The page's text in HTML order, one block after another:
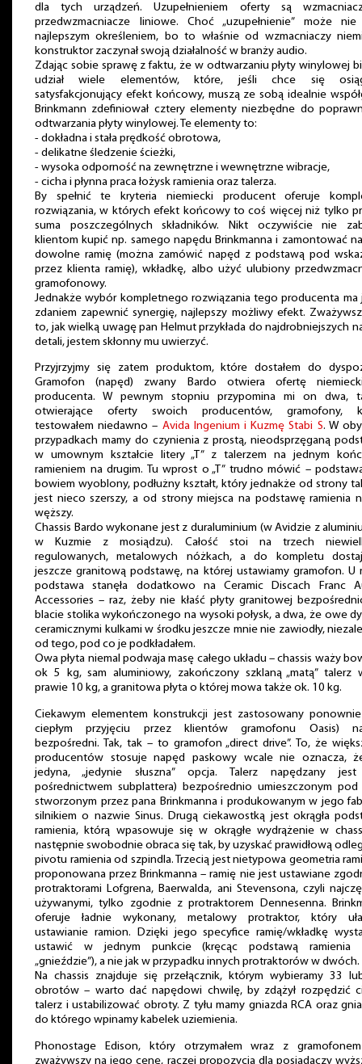
dla tych urządzeń. Uzupełnieniem oferty są
przedwzmacniacze liniowe. Choć „uzupełnienie” może
najlepszym określeniem, bo to właśnie od wzmacniaczy
konstruktor zaczynał swoją działalność w branży audio.
Zdając sobie sprawę z faktu, że w odtwarzaniu płyty winylowej
udział wiele elementów, które, jeśli chce się
satysfakcjonujący efekt końcowy, muszą ze sobą idealnie
Brinkmann zdefiniował cztery elementy niezbędne do
odtwarzania płyty winylowej. Te elementy to:
- dokładna i stała prędkość obrotowa,
- delikatne śledzenie ścieżki,
- wysoka odporność na zewnętrzne i wewnętrzne wibracje,
- cicha i płynna praca łożysk ramienia oraz talerza.
By spełnić te kryteria niemiecki producent oferuje
rozwiązania, w których efekt końcowy to coś więcej niż tylko
suma poszczególnych składników. Nikt oczywiście nie
klientom kupić np. samego napędu Brinkmanna i zamontować
dowolne ramię (można zamówić napęd z podstawą pod
przez klienta ramię), wkładkę, albo użyć ulubiony
gramofonowy.
Jednakże wybór kompletnego rozwiązania tego producenta ma
zdaniem zapewnić synergię, najlepszy możliwy efekt.
to, jak wielką uwagę pan Helmut przykłada do najdrobniejszych
detali, jestem skłonny mu uwierzyć.
Przyjrzyjmy się zatem produktom, które dostałem do
Gramofon (napęd) zwany Bardo otwiera ofertę
producenta. W pewnym stopniu przypomina mi on dwa,
otwierające oferty swoich producentów, gramofony,
testowałem niedawno – Avida Ingenium i Kuzmę Stabi S. W
przypadkach mamy do czynienia z prostą, nieodsprzęganą
w umownym kształcie litery „T” z talerzem na jednym
ramieniem na drugim. Tu wprost o „T” trudno mówić –
bowiem wyoblony, podłużny kształt, który jednakże od strony
jest nieco szerszy, a od strony miejsca na podstawę ramienia
węższy.
Chassis Bardo wykonane jest z duraluminium (w Avidzie z
w Kuzmie z mosiądzu). Całość stoi na trzech
regulowanych, metalowych nóżkach, a do kompletu
jeszcze granitową podstawę, na której ustawiamy gramofon. U
podstawa stanęła dodatkowo na Ceramic Discach Franc
Accessories – raz, żeby nie kłaść płyty granitowej
blacie stolika wykończonego na wysoki połysk, a dwa, że owe
ceramicznymi kulkami w środku jeszcze mnie nie zawiodły,
od tego, pod co je podkładałem.
Owa płyta niemal podwaja masę całego układu – chassis waży
ok 5 kg, sam aluminiowy, zakończony szklaną „matą” talerz
prawie 10 kg, a granitowa płyta o której mowa także ok. 10 kg.
Ciekawym elementem konstrukcji jest zastosowany
ciepłym przyjęciu przez klientów gramofonu Oasis)
bezpośredni. Tak, tak – to gramofon „direct drive”. To, że
producentów stosuje napęd paskowy wcale nie oznacza,
jedyna, „jedynie słuszna” opcja. Talerz napędzany
pośrednictwem subplattera) bezpośrednio umieszczonym pod
stworzonym przez pana Brinkmanna i produkowanym w jego
silnikiem o nazwie Sinus. Drugą ciekawostką jest okrągła
ramienia, którą wpasowuje się w okrągłe wydrążenie w
następnie swobodnie obraca się tak, by uzyskać prawidłową
pivotu ramienia od szpindla. Trzecią jest nietypowa geometria
proponowana przez Brinkmanna – ramię nie jest ustawiane
protraktorami Lofgrena, Baerwalda, ani Stevensona, czyli
używanymi, tylko zgodnie z protraktorem Dennesenna.
oferuje ładnie wykonany, metalowy protraktor, który
ustawianie ramion. Dzięki jego specyfice ramię/wkładkę
ustawić w jednym punkcie (kręcąc podstawą ramienia
„gnieździe”), a nie jak w przypadku innych protraktorów w dwóch.
Na chassis znajduje się przełącznik, którym wybieramy 33
obrotów – warto dać napędowi chwilę, by zdążył rozpędzić
talerz i ustabilizować obroty. Z tyłu mamy gniazda RCA oraz
do którego wpinamy kabelek uziemienia.
Phonostage Edison, który otrzymałem wraz z
zważywszy na jego cenę, raczej propozycja dla posiadaczy